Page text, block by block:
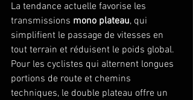
La tendance actuelle favorise les
transmissions mono plateau, qui
simplifient le passage de vitesses en
tout terrain et réduisent le poids global.
Pour les cyclistes qui alternent longues
portions de route et chemins
techniques, le double plateau offre un